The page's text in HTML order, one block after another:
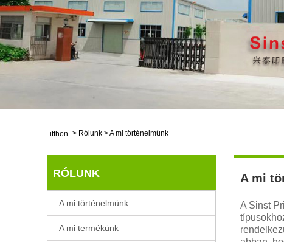
itthon > Rólunk >A mi történelmünk
RÓLUNK
A mi történelmünk
A mi termékünk
A mi
A Sinst